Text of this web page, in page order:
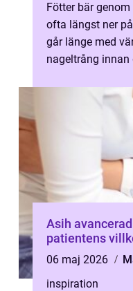
Fötter bär
ofta längst ner
går länge med
nageltrång innan
Asih avancerad vård i hemmet på
patientens
06 maj 2026
inspiration